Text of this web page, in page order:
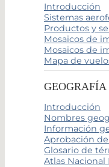
Introducción
Sistemas
Productos y
Mosaicos de
Mosaicos de
Mapa de
GEOGRAFÍA
Introducción
Nombres
Información
Aprobación
Glosario de
Atlas